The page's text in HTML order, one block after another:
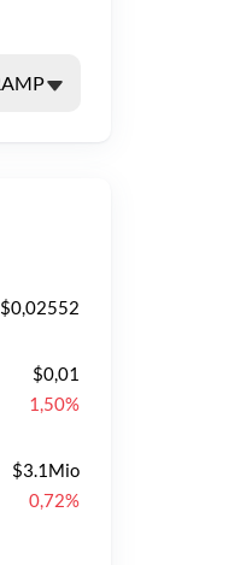
$0,02552
$0,01
1,50%
$3.1Mio
0,72%